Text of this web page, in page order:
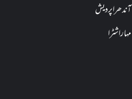
آندھراپردیش
مہاراشٹرا